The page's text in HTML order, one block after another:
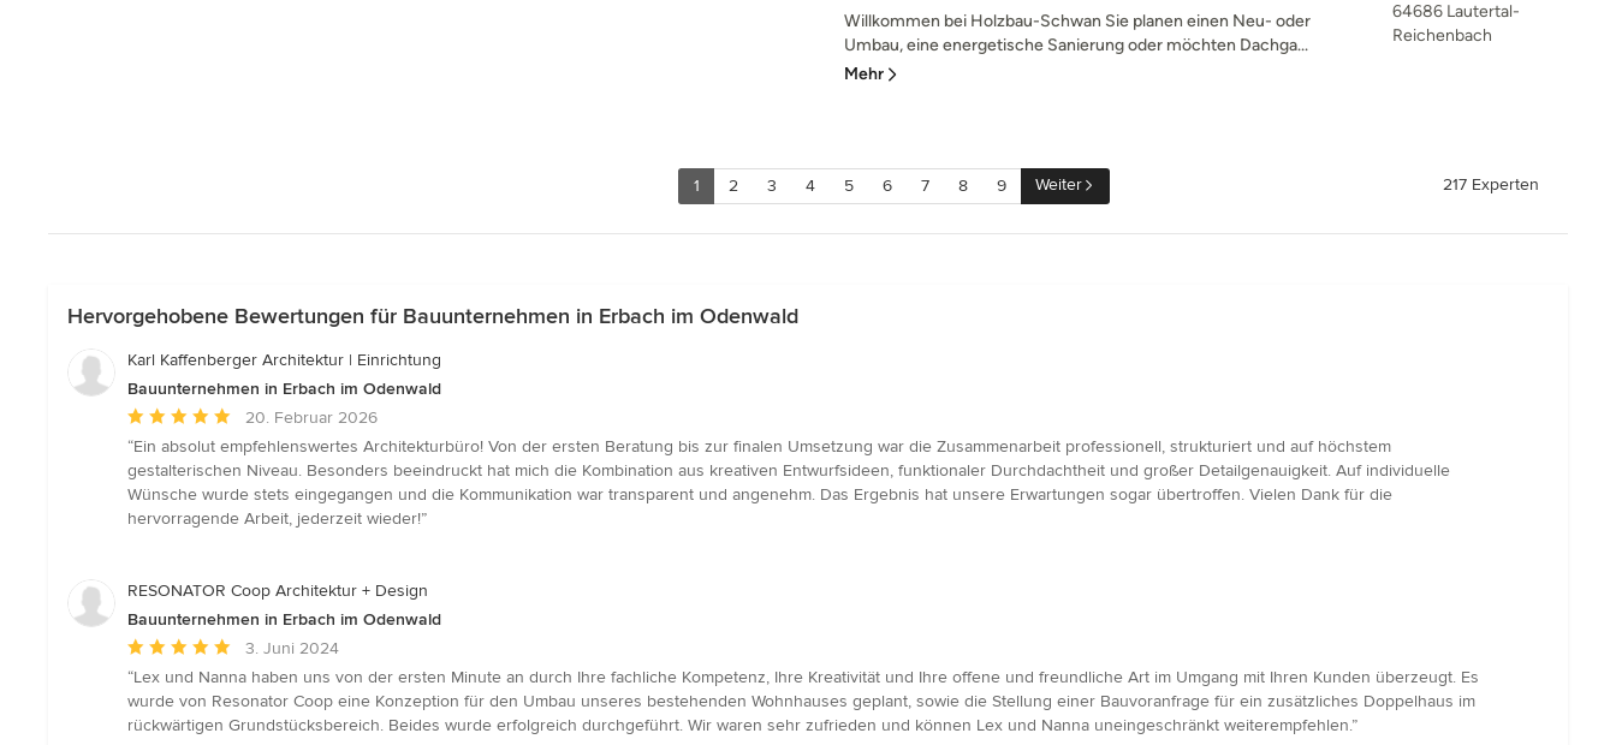
Willkommen bei Holzbau-Schwan Sie planen einen Neu- oder
Umbau, eine energetische Sanierung oder möchten Dachga...
Mehr
64686 Lautertal-
Reichenbach
1 2 3 4 5 6 7 8 9 Weiter 217 Experten
Hervorgehobene Bewertungen für Bauunternehmen in Erbach im Odenwald
Karl Kaffenberger Architektur | Einrichtung
Bauunternehmen in Erbach im Odenwald
Durchschnittliche
Bewertung:
5
von
5
20. Februar 2026
“Ein absolut empfehlenswertes Architekturbüro! Von der ersten Beratung bis zur finalen Umsetzung war die Zusammenarbeit professionell, strukturiert und auf höchstem
gestalterischen Niveau. Besonders beeindruckt hat mich die Kombination aus kreativen Entwurfsideen, funktionaler Durchdachtheit und großer Detailgenauigkeit. Auf individuelle
Wünsche wurde stets eingegangen und die Kommunikation war transparent und angenehm. Das Ergebnis hat unsere Erwartungen sogar übertroffen. Vielen Dank für die
hervorragende Arbeit, jederzeit wieder!”
RESONATOR Coop Architektur + Design
Bauunternehmen in Erbach im Odenwald
Durchschnittliche
Bewertung:
5
von
3. Juni 2024
“Lex und Nanna haben uns von der ersten Minute an durch Ihre fachliche Kompetenz, Ihre Kreativität und Ihre offene und freundliche Art im Umgang mit Ihren Kunden überzeugt. Es
wurde von Resonator Coop eine Konzeption für den Umbau unseres bestehenden Wohnhauses geplant, sowie die Stellung einer Bauvoranfrage für ein zusätzliches Doppelhaus im
rückwärtigen Grundstücksbereich. Beides wurde erfolgreich durchgeführt. Wir waren sehr zufrieden und können Lex und Nanna uneingeschränkt weiterempfehlen.”